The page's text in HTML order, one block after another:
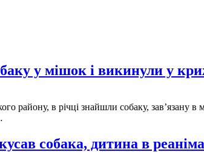
у мішок і викинули у
району, в річці знайшли собаку,
собака, дитина в